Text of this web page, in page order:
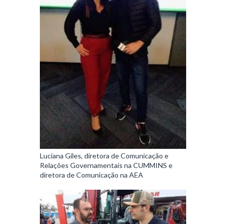
Luciana Giles, diretora de Comunicação e
Relações Governamentais na CUMMINS e
diretora de Comunicação na AEA